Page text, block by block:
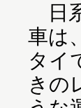
日
車は
タイ
きの